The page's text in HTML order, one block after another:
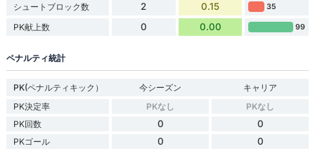
シュートブロック数 2 0.15 35
PK献上数 0 0.00 99
ペナルティ統計
PK(ペナルティキック） 今シーズン
キャリア
PK決定率
PKなし
PKなし
PK回数
0 0
PKゴール 0 0